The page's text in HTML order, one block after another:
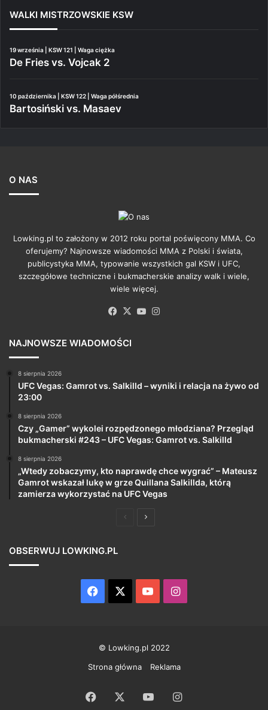
WALKI MISTRZOWSKIE KSW
19 września | KSW 121 | Waga ciężka
De Fries vs. Vojcak 2
10 października | KSW 122 | Waga półśrednia
Bartosiński vs. Masaev
O NAS
Lowking.pl to założony w 2012 roku portal poświęcony MMA. Co
oferujemy? Najnowsze wiadomości MMA z Polski i świata,
publicystyka MMA, typowanie wszystkich gal KSW i UFC,
szczegółowe techniczne i bukmacherskie analizy walk i wiele,
wiele więcej.
Facebook
X YouTube
NAJNOWSZE WIADOMOŚCI
8 sierpnia 2026
UFC Vegas: Gamrot vs. Salkilld – wyniki i relacja na żywo od
23:00
8 sierpnia 2026
Czy „Gamer” wykolei rozpędzonego młodziana? Przegląd
bukmacherski #243 – UFC Vegas: Gamrot vs. Salkilld
8 sierpnia 2026
„Wtedy zobaczymy, kto naprawdę chce wygrać” – Mateusz
Gamrot wskazał lukę w grze Quillana Salkillda, którą
zamierza wykorzystać na UFC Vegas
PoprzedniaNastępna
OBSERWUJ LOWKING.PL
Facebook YouTubeInstagram
© Lowking.pl 2022
Strona główna
Reklama
Facebook YouTubeInstagram